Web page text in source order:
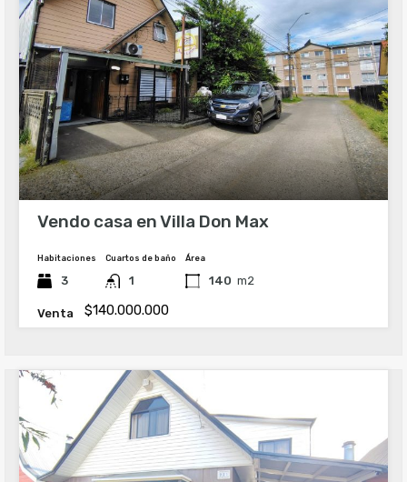
Vendo casa en Villa Don Max
Habitaciones
3
Cuartos de baño
1
Área
140 m2
Venta $140.000.000